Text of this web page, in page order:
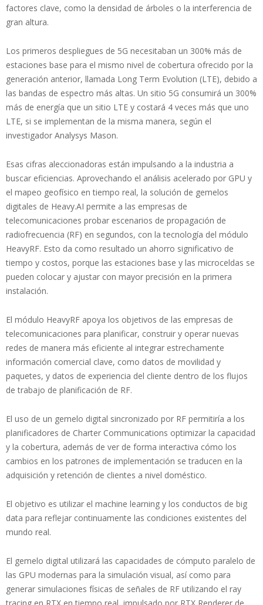
factores clave, como la densidad de árboles o la interferencia de
gran altura.
Los primeros despliegues de 5G necesitaban un 300% más de
estaciones base para el mismo nivel de cobertura ofrecido por la
generación anterior, llamada Long Term Evolution (LTE), debido a
las bandas de espectro más altas. Un sitio 5G consumirá un 300%
más de energía que un sitio LTE y costará 4 veces más que uno
LTE, si se implementan de la misma manera, según el
investigador Analysys Mason.
Esas cifras aleccionadoras están impulsando a la industria a
buscar eficiencias. Aprovechando el análisis acelerado por GPU y
el mapeo geofísico en tiempo real, la solución de gemelos
digitales de Heavy.AI permite a las empresas de
telecomunicaciones probar escenarios de propagación de
radiofrecuencia (RF) en segundos, con la tecnología del módulo
HeavyRF. Esto da como resultado un ahorro significativo de
tiempo y costos, porque las estaciones base y las microceldas se
pueden colocar y ajustar con mayor precisión en la primera
instalación.
El módulo HeavyRF apoya los objetivos de las empresas de
telecomunicaciones para planificar, construir y operar nuevas
redes de manera más eficiente al integrar estrechamente
información comercial clave, como datos de movilidad y
paquetes, y datos de experiencia del cliente dentro de los flujos
de trabajo de planificación de RF.
El uso de un gemelo digital sincronizado por RF permitiría a los
planificadores de Charter Communications optimizar la capacidad
y la cobertura, además de ver de forma interactiva cómo los
cambios en los patrones de implementación se traducen en la
adquisición y retención de clientes a nivel doméstico.
El objetivo es utilizar el machine learning y los conductos de big
data para reflejar continuamente las condiciones existentes del
mundo real.
El gemelo digital utilizará las capacidades de cómputo paralelo de
las GPU modernas para la simulación visual, así como para
generar simulaciones físicas de señales de RF utilizando el ray
tracing en RTX en tiempo real, impulsado por RTX Renderer de